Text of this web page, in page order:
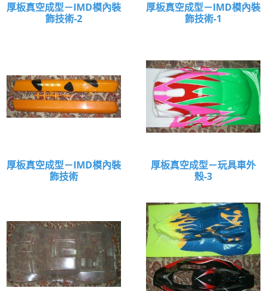
厚板真空成型－IMD模內裝
飾技術-2
厚板真空成型－IMD模內裝
飾技術-1
厚板真空成型－IMD模內裝
飾技術
厚板真空成型－玩具車外
殼-3